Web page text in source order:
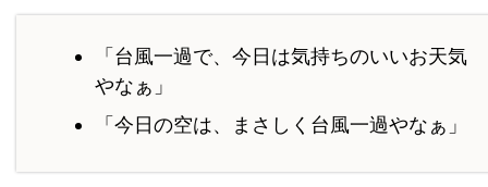
「台風一過で、今日は気持ちのいいお天気
やなぁ」
「今日の空は、まさしく台風一過やなぁ」